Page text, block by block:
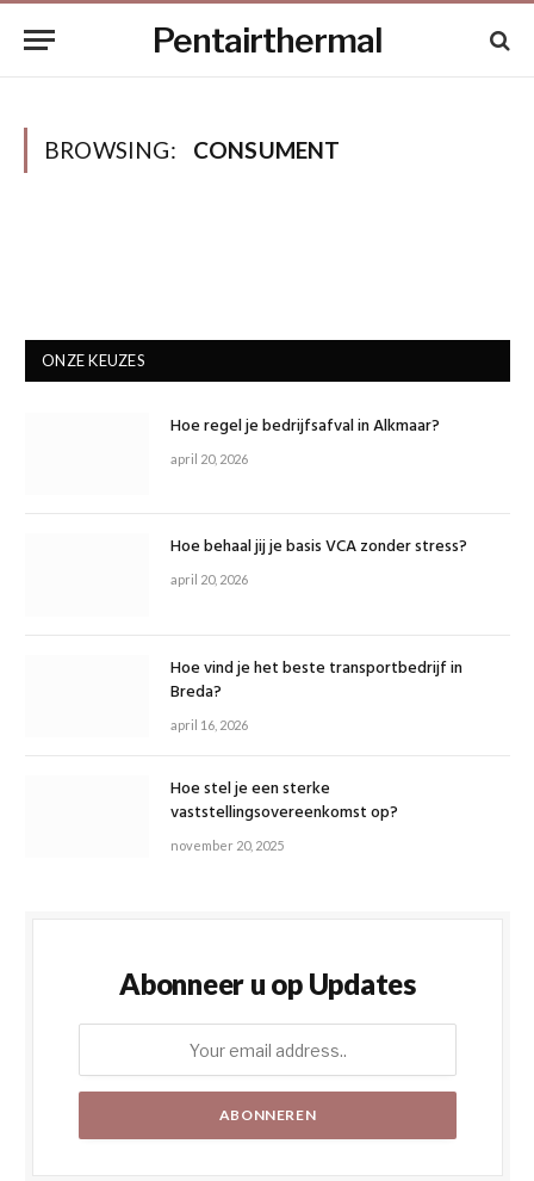
Pentairthermal
BROWSING: CONSUMENT
ONZE KEUZES
Hoe regel je bedrijfsafval in Alkmaar?
april 20, 2026
Hoe behaal jij je basis VCA zonder stress?
april 20, 2026
Hoe vind je het beste transportbedrijf in
Breda?
april 16, 2026
Hoe stel je een sterke
vaststellingsovereenkomst op?
november 20, 2025
Abonneer u op Updates